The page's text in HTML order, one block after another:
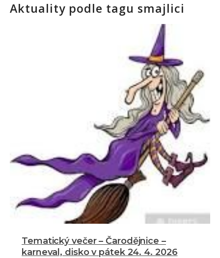
O ŠKOLNÍ DRUŽINĚ
Aktuality podle tagu smajlici
Tematický večer – Čarodějnice –
karneval, disko v pátek 24. 4. 2026